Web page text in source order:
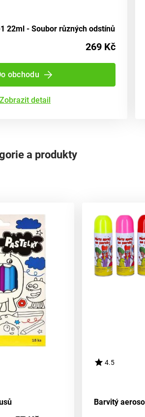
22ml - Soubor různých odstínů
269 Kč
obchodu
Zobrazit detail
a produkty
4.5
Barvitý